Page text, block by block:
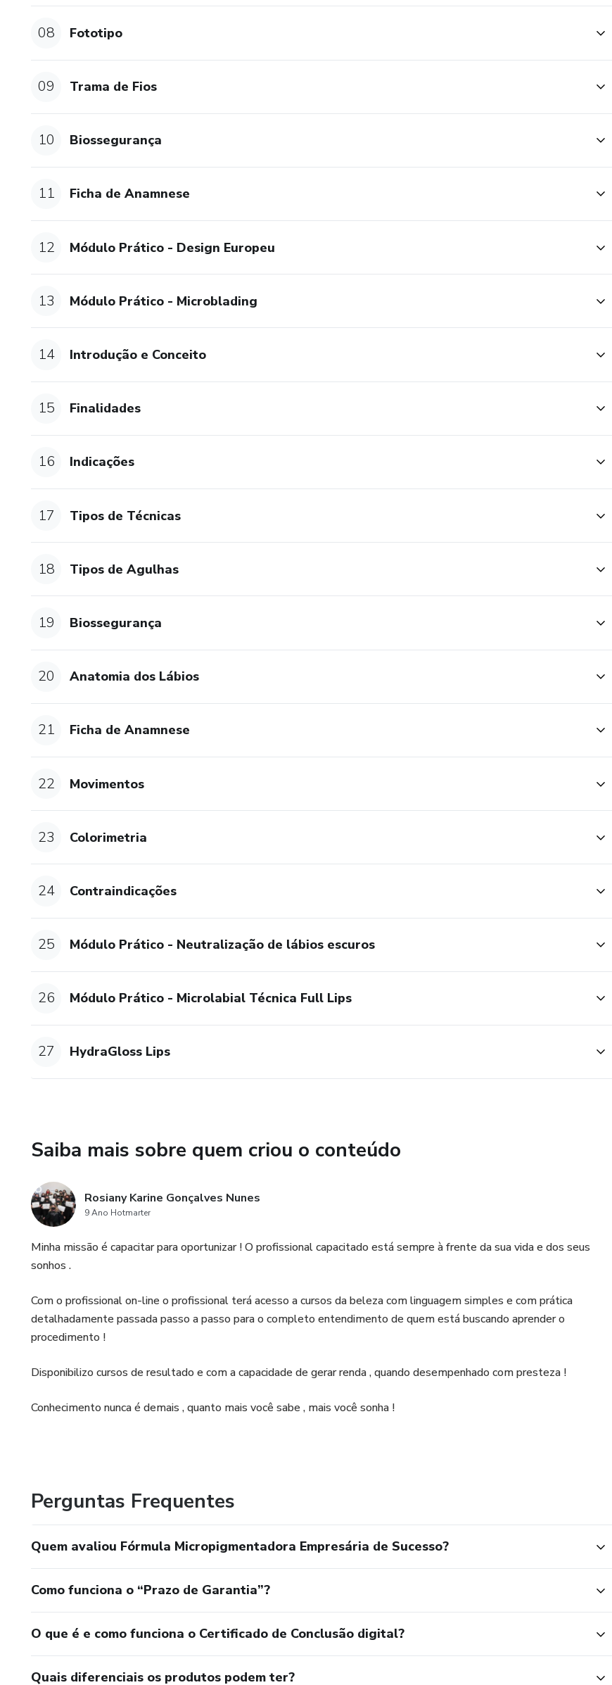
08 Fototipo
09 Trama de Fios
10 Biossegurança
11 Ficha de Anamnese
12 Módulo Prático - Design Europeu
13 Módulo Prático - Microblading
14 Introdução e Conceito
15 Finalidades
16 Indicações
17 Tipos de Técnicas
18 Tipos de Agulhas
19 Biossegurança
20 Anatomia dos Lábios
21 Ficha de Anamnese
22 Movimentos
23 Colorimetria
24 Contraindicações
25 Módulo Prático - Neutralização de lábios escuros
26 Módulo Prático - Microlabial Técnica Full Lips
27 HydraGloss Lips
Saiba mais sobre quem criou o conteúdo
Rosiany Karine Gonçalves Nunes
9 Ano Hotmarter
Minha missão é capacitar para oportunizar ! O profissional capacitado está sempre à frente da sua vida e dos seus
sonhos .
Com o profissional on-line o profissional terá acesso a cursos da beleza com linguagem simples e com prática
detalhadamente passada passo a passo para o completo entendimento de quem está buscando aprender o
procedimento !
Disponibilizo cursos de resultado e com a capacidade de gerar renda , quando desempenhado com presteza !
Conhecimento nunca é demais , quanto mais você sabe , mais você sonha !
Perguntas Frequentes
Quem avaliou Fórmula Micropigmentadora Empresária de Sucesso?
Como funciona o “Prazo de Garantia”?
O que é e como funciona o Certificado de Conclusão digital?
Quais diferenciais os produtos podem ter?